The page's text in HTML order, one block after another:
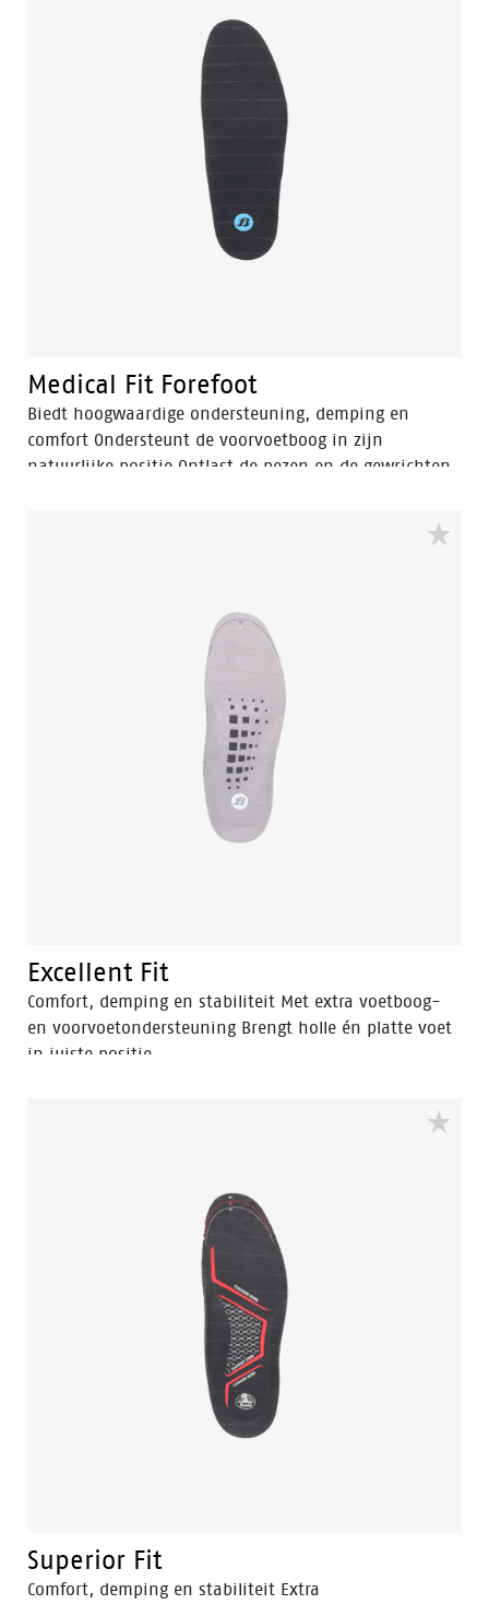
Medical Fit Forefoot
Biedt hoogwaardige ondersteuning, demping en
comfort Ondersteunt de voorvoetboog in zijn
natuurlijke positie Ontlast de pezen en de gewrichten
Excellent Fit
Comfort, demping en stabiliteit Met extra voetboog-
en voorvoetondersteuning Brengt holle én platte voet
in juiste positie
Superior Fit
Comfort, demping en stabiliteit Extra